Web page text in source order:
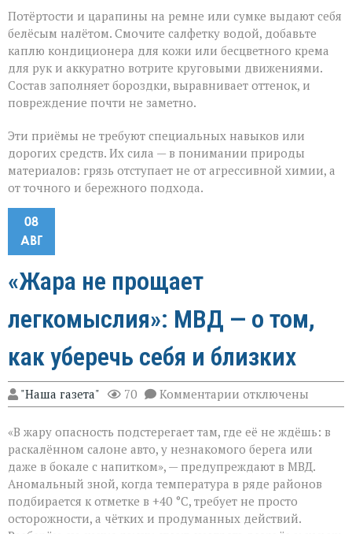
Потёртости и царапины на ремне или сумке выдают себя
белёсым налётом. Смочите салфетку водой, добавьте
каплю кондиционера для кожи или бесцветного крема
для рук и аккуратно вотрите круговыми движениями.
Состав заполняет бороздки, выравнивает оттенок, и
повреждение почти не заметно.
Эти приёмы не требуют специальных навыков или
дорогих средств. Их сила — в понимании природы
материалов: грязь отступает не от агрессивной химии, а
от точного и бережного подхода.
08
АВГ
«Жара не прощает
легкомыслия»: МВД — о том,
как уберечь себя и близких
"Наша газета" 70 Комментарии к
записи
не
прощает
легкомыслия»:
МВД — о
том,
как
уберечь
себя
отключены
«В жару опасность подстерегает там, где её не ждёшь: в
раскалённом салоне авто, у незнакомого берега или
даже в бокале с напитком», — предупреждают в МВД.
Аномальный зной, когда температура в ряде районов
подбирается к отметке в +40 °C, требует не просто
осторожности, а чётких и продуманных действий.